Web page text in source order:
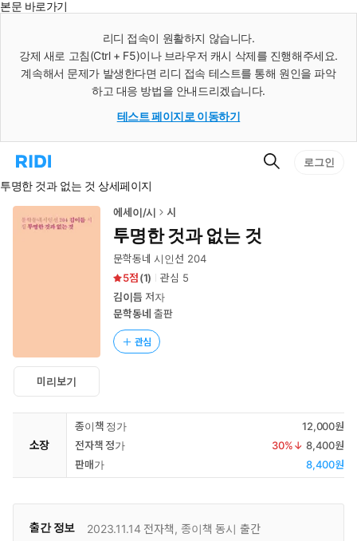
본문 바로가기
리디 접속이 원활하지 않습니다.
강제 새로 고침(Ctrl + F5)이나 브라우저 캐시 삭제를 진행해주세요.
계속해서 문제가 발생한다면 리디 접속 테스트를 통해 원인을 파악
하고 대응 방법을 안내드리겠습니다.
테스트 페이지로 이동하기
리
홈
로
이
검
로그인
투명한 것과 없는 것 상세페이지
미리보기
에세이/시 시
투명한 것과 없는 것
문학동네 시인선 204
5
(1) 관심 5
김이듬 저자
문학동네 출판
관심
소장
종이책 정가
12,000원
전자책 정가
30%↓ 8,400원
판매가
8,400원
출간 정보 2023.11.14 전자책, 종이책 동시 출간